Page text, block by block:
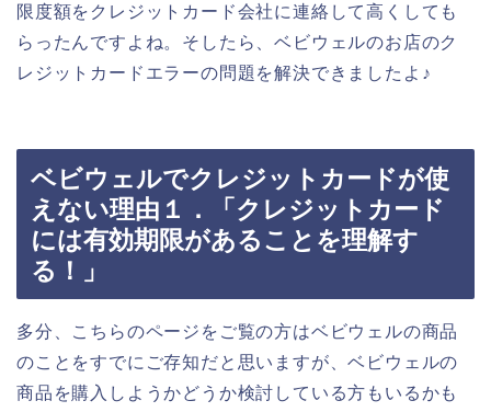
限度額をクレジットカード会社に連絡して高くしても
らったんですよね。そしたら、ベビウェルのお店のク
レジットカードエラーの問題を解決できましたよ♪
ベビウェルでクレジットカードが使
えない理由１．「クレジットカード
には有効期限があることを理解す
る！」
多分、こちらのページをご覧の方はベビウェルの商品
のことをすでにご存知だと思いますが、ベビウェルの
商品を購入しようかどうか検討している方もいるかも